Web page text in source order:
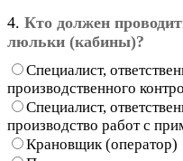
4. Кто должен
люльки (кабины)?
Специалист,
производственного
Специалист,
производство работ с
Крановщик (оператор)